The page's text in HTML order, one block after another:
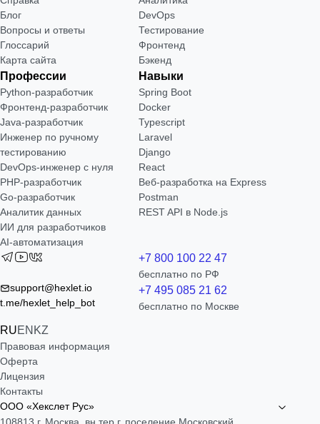
Блог
Вопросы и ответы
Глоссарий
Карта сайта
DevOps
Тестирование
Фронтенд
Бэкенд
Профессии
Python-разработчик
Фронтенд-разработчик
Java-разработчик
Инженер по ручному
тестированию
DevOps-инженер с нуля
РНР-разработчик
Go-разработчик
Аналитик данных
ИИ для разработчиков
AI-автоматизация
Навыки
Spring Boot
Docker
Typescript
Laravel
Django
React
Веб-разработка на Express
Postman
REST API в Node.js
support@hexlet.io
t.me/hexlet_help_bot
RUEN KZ
+7 800 100 22 47
бесплатно по РФ
+7 495 085 21 62
бесплатно по Москве
Правовая информация
Оферта
Лицензия
Контакты
ООО «Хекслет Рус»